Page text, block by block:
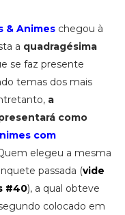
& Animeschegou à
a quadragésima
se faz presente
temas dos mais
a
como
com
elegeu a mesma
passada (vide
#40), a qual obteve
colocado em